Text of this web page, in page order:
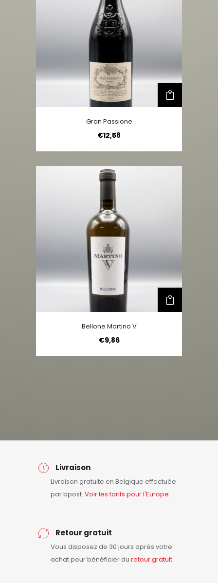
Gran Passione
€12,58
Bellone Martino V
€9,86
Livraison
Livraison gratuite en Belgique effectuée
par bpost. Voir les tarifs pour l'Europe.
Retour gratuit
Vous disposez de 30 jours après votre
achat pour bénéficier du retourgratuit.